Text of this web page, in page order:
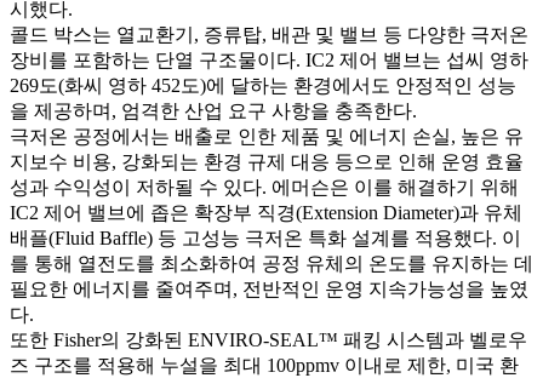
시했다.
콜드 박스는 열교환기, 증류탑, 배관 및 밸브 등 다양한 극저온
장비를 포함하는 단열 구조물이다. IC2 제어 밸브는 섭씨 영하
269도(화씨 영하 452도)에 달하는 환경에서도 안정적인 성능
을 제공하며, 엄격한 산업 요구 사항을 충족한다.
극저온 공정에서는 배출로 인한 제품 및 에너지 손실, 높은 유
지보수 비용, 강화되는 환경 규제 대응 등으로 인해 운영 효율
성과 수익성이 저하될 수 있다. 에머슨은 이를 해결하기 위해
IC2 제어 밸브에 좁은 확장부 직경(Extension Diameter)과 유체
배플(Fluid Baffle) 등 고성능 극저온 특화 설계를 적용했다. 이
를 통해 열전도를 최소화하여 공정 유체의 온도를 유지하는 데
필요한 에너지를 줄여주며, 전반적인 운영 지속가능성을 높였
다.
또한 Fisher의 강화된 ENVIRO-SEAL™ 패킹 시스템과 벨로우
즈 구조를 적용해 누설을 최대 100ppmv 이내로 제한, 미국 환